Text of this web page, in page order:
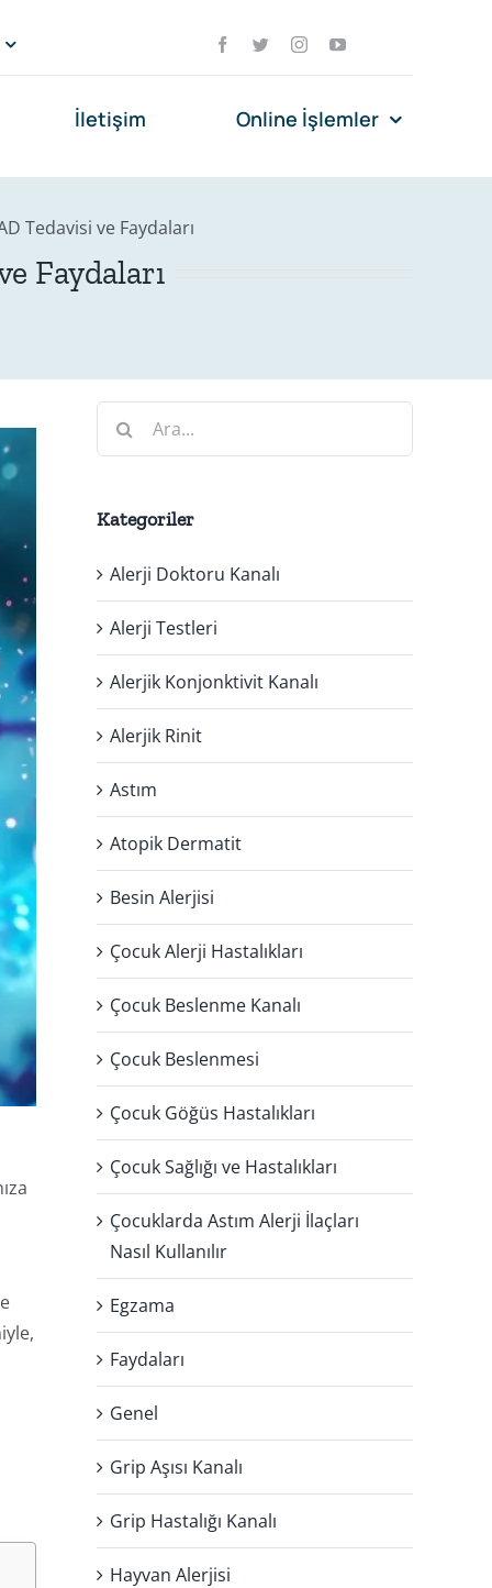
İletişim Online İşlemler
Tedavisi ve Faydaları
Faydaları
Kategoriler
Alerji Doktoru Kanalı
Alerji Testleri
Alerjik Konjonktivit Kanalı
Alerjik Rinit
Astım
Atopik Dermatit
Besin Alerjisi
Çocuk Alerji Hastalıkları
Çocuk Beslenme Kanalı
Çocuk Beslenmesi
Çocuk Göğüs Hastalıkları
Çocuk Sağlığı ve Hastalıkları
Çocuklarda Astım Alerji İlaçları
Nasıl Kullanılır
Egzama
Faydaları
Genel
Grip Aşısı Kanalı
Grip Hastalığı Kanalı
Hayvan Alerjisi